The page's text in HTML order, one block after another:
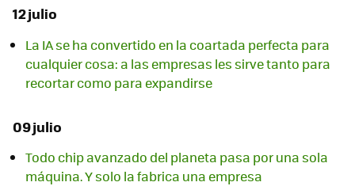
12 julio
La IA se ha convertido en la coartada perfecta para
cualquier cosa: a las empresas les sirve tanto para
recortar como para expandirse
09 julio
Todo chip avanzado del planeta pasa por una sola
máquina. Y solo la fabrica una empresa